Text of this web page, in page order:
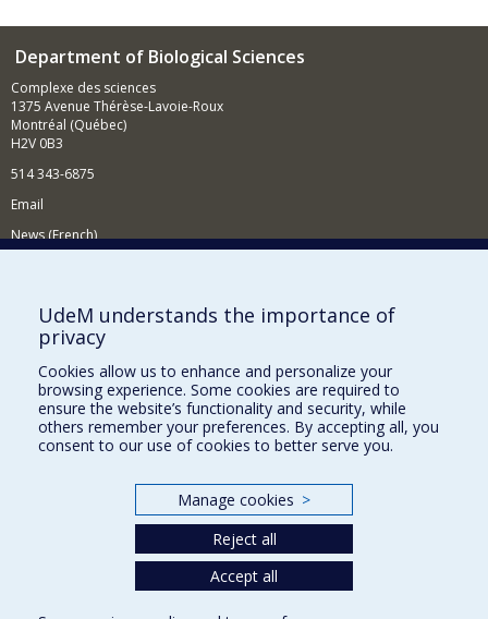
Department of Biological Sciences
Complexe des sciences
1375 Avenue Thérèse-Lavoie-Roux
Montréal (Québec)
H2V 0B3
514 343-6875
Email
News (French)
Supporting the Department
NEED HELP?
Site map
Report a problem
Accessibility
Our Departments and Schools
Programs and Courses in our Faculty
UdeM understands the importance of
privacy
Cookies allow us to enhance and personalize your
browsing experience. Some cookies are required to
ensure the website’s functionality and security, while
others remember your preferences. By accepting all, you
consent to our use of cookies to better serve you.
Manage cookies >
Reject all
Accept all